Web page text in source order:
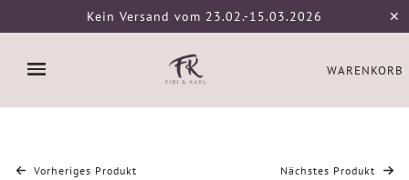
Kein Versand vom 23.02.-15.03.2026 ✕
WARENKORB
Vorheriges Produkt Nächstes Produkt